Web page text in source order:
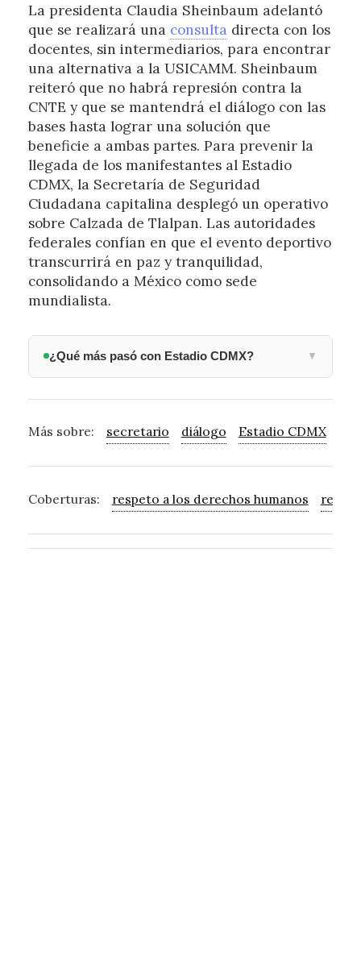
La presidenta Claudia Sheinbaum adelantó
que se realizará una consulta directa con los
docentes, sin intermediarios, para encontrar
una alternativa a la USICAMM. Sheinbaum
reiteró que no habrá represión contra la
CNTE y que se mantendrá el diálogo con las
bases hasta lograr una solución que
beneficie a ambas partes. Para prevenir la
llegada de los manifestantes al Estadio
CDMX, la Secretaría de Seguridad
Ciudadana capitalina desplegó un operativo
sobre Calzada de Tlalpan. Las autoridades
federales confían en que el evento deportivo
transcurrirá en paz y tranquilidad,
consolidando a México como sede
mundialista.
¿Qué más pasó con Estadio CDMX? ▼
Más sobre: secretario diálogo Estadio CDMX
Coberturas: respeto a los derechos humanos